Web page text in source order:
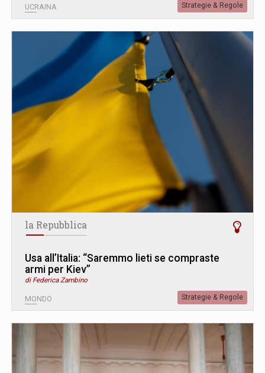
UCRAINA Strategie & Regole
la Repubblica
Usa all’Italia: “Saremmo lieti se compraste
armi per Kiev”
di Federica Zambino
MONDO Strategie & Regole